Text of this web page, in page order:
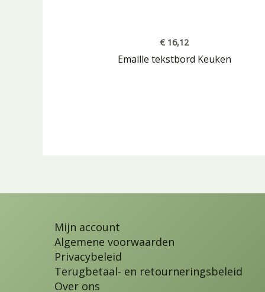
€ 16,12
Emaille tekstbord Keuken
Mijn account
Algemene voorwaarden
Privacybeleid
Terugbetaal- en retourneringsbeleid
Over ons